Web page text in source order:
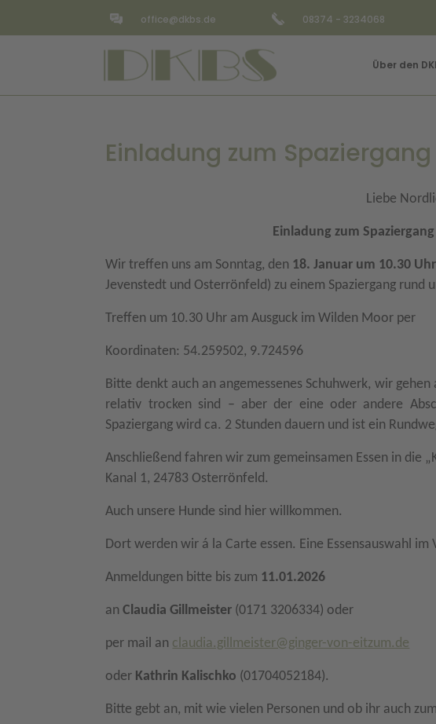
office@dkbs.de 08374 - 3234068
Über den
Einladung zum Spaziergang
Liebe
Einladung zum
Wir treffen uns am Sonntag, den 18. Januar um 10.30 Uhr
Jevenstedt und Osterrönfeld) zu einem Spaziergang rund
Treffen um 10.30 Uhr am Ausguck im Wilden Moor per
Koordinaten: 54.259502, 9.724596
Bitte denkt auch an angemessenes Schuhwerk, wir
relativ trocken sind – aber der eine oder andere
Spaziergang wird ca. 2 Stunden dauern und ist ein
Anschließend fahren wir zum gemeinsamen Essen in die
Kanal 1, 24783 Osterrönfeld.
Auch unsere Hunde sind hier willkommen.
Dort werden wir á la Carte essen. Eine Essensauswahl
Anmeldungen bitte bis zum 11.01.2026
anClaudia Gillmeister (0171 3206334) oder
per mail an claudia.gillmeister@ginger-von-eitzum.de
oder Kathrin Kalischko (01704052184).
Bitte gebt an, mit wie vielen Personen und ob ihr auch